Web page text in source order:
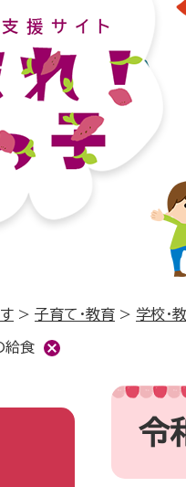
> 子育て・教育 > 学校・
給食
本
令